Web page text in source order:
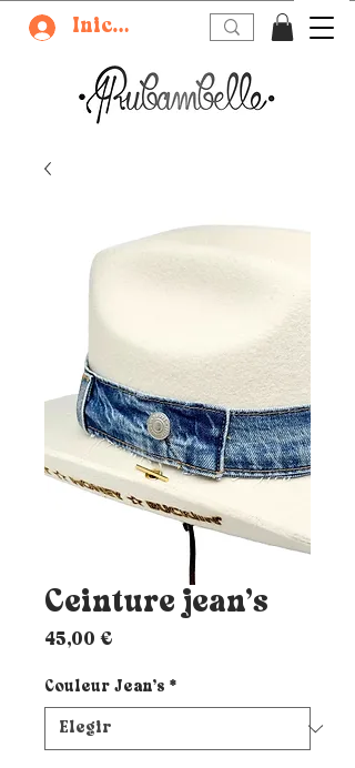
Iniciar sesión
Ceinture jean’s
45,00 €
Couleur Jean’s *